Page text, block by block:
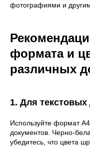
фотографиями и
формата и
различных
1. Для текстовых
Используйте формат
документов. Черно-
убедитесь, что цвета